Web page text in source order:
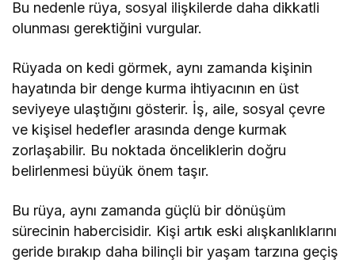
Bu nedenle rüya, sosyal ilişkilerde daha dikkatli
olunması gerektiğini vurgular.
Rüyada on kedi görmek, aynı zamanda kişinin
hayatında bir denge kurma ihtiyacının en üst
seviyeye ulaştığını gösterir. İş, aile, sosyal çevre
ve kişisel hedefler arasında denge kurmak
zorlaşabilir. Bu noktada önceliklerin doğru
belirlenmesi büyük önem taşır.
Bu rüya, aynı zamanda güçlü bir dönüşüm
sürecinin habercisidir. Kişi artık eski alışkanlıklarını
geride bırakıp daha bilinçli bir yaşam tarzına geçiş